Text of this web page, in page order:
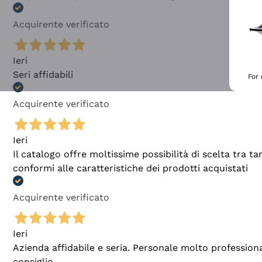
Acquirente verificato
Ieri
Seri affidabili
Acquirente verificato
Ieri
Il catalogo offre moltissime possibilità di scelta tra
conformi alle caratteristiche dei prodotti acquistati
Acquirente verificato
Ieri
Azienda affidabile e seria. Personale molto
For